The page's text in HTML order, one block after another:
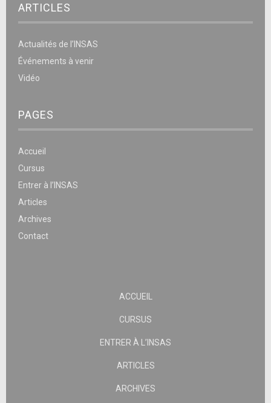
ARTICLES
Actualités de l’INSAS
Événements à venir
Vidéo
PAGES
Accueil
Cursus
Entrer à l’INSAS
Articles
Archives
Contact
ACCUEIL
CURSUS
ENTRER À L’INSAS
ARTICLES
ARCHIVES